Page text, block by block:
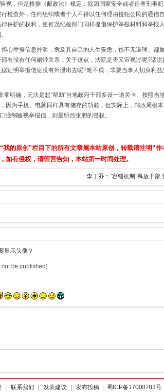
视，但是根据《邮政法》规定：除因国家安全或者追查刑事
检查外，任何组织或者个人不得以任何理由侵犯公民的通信自
保护的权利，更何况纪检部门同样提倡保护举报材料和举报
心举报信息外泄，危及其自己的人生安危，也不无道理。都
有没有任何裙带关系，关于这点，法院是否又审视过呢?话
证明举报信息没有外泄出去呢?难不成，非要当事人切身利
明确，无法是想“帮助”当地政府干部多设一道关卡。按照当
因为手机、电脑同样具有储存的功能，但实际上，邮政局根本
强制验视举报信，则是明目张胆的侵权。
的原创”栏目下的所有文章属本站原创，转载请注明“作
有侵权，请留言告知，本站第一时间处理。
李丁乔：“容错机制”释放干部
显示头像？
not be published)
联系我们 发表建议 发布投稿 蜀ICP备17008783号